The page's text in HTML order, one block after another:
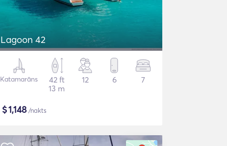
Lagoon 42
Katamarāns
42 ft
13 m
12 6 7
$1,148/nakts